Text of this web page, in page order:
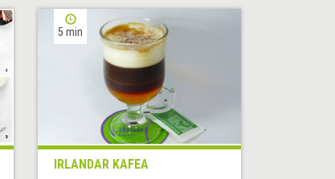
5 min
IRLANDAR KAFEA